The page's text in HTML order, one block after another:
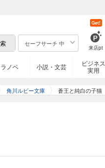
セーフサーチ 中
来店pt
Get!
ラノベ 小説・文芸
ビジネス
実用
角川ルビー文庫 蒼王と純白の子猫